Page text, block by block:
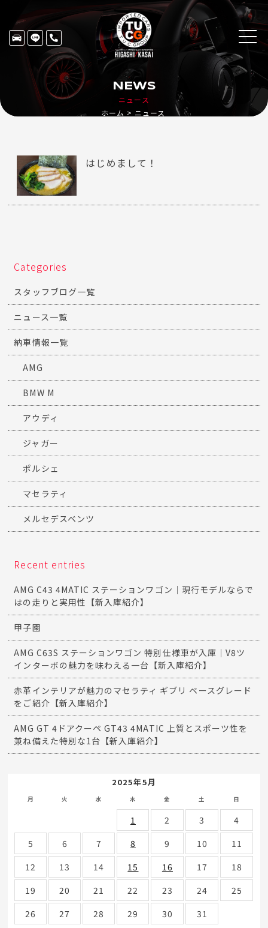
ニュース
NEWS
ホーム ニュース
はじめまして！
Categories
スタッフブログ一覧
ニュース一覧
納車情報一覧
AMG
BMW M
アウディ
ジャガー
ポルシェ
マセラティ
メルセデスベンツ
Recent entries
AMG C43 4MATIC ステーションワゴン｜現行モデルならで
はの走りと実用性【新入庫紹介】
甲子園
AMG C63S ステーションワゴン 特別仕様車が入庫｜V8ツ
インターボの魅力を味わえる一台【新入庫紹介】
赤革インテリアが魅力のマセラティ ギブリ ベースグレード
をご紹介【新入庫紹介】
AMG GT 4ドアクーペ GT43 4MATIC 上質とスポーツ性を
兼ね備えた特別な1台【新入庫紹介】
2025年5月
月 火 水 木 金 土 日
1 2 3
4
5
6 7 8 9 10
11
12
13 14 15 16 17
18
19
20 21 22 23 24
25
26
27 28 29 30
31